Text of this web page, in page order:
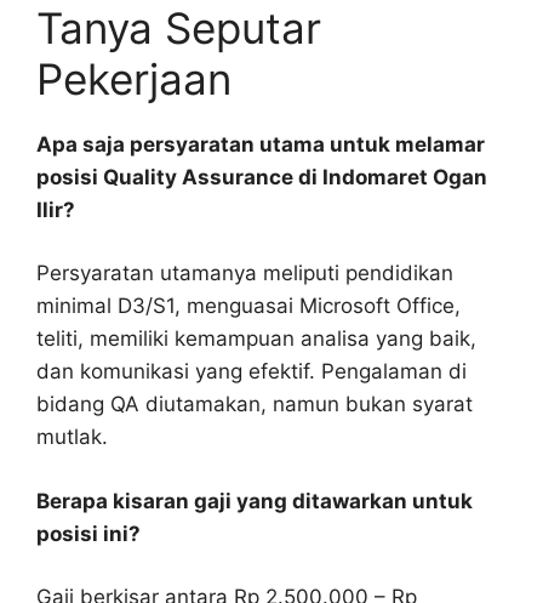
Tanya Seputar
Pekerjaan
Apa saja persyaratan utama untuk melamar
posisi Quality Assurance di Indomaret Ogan
Ilir?
Persyaratan utamanya meliputi pendidikan
minimal D3/S1, menguasai Microsoft Office,
teliti, memiliki kemampuan analisa yang baik,
dan komunikasi yang efektif. Pengalaman di
bidang QA diutamakan, namun bukan syarat
mutlak.
Berapa kisaran gaji yang ditawarkan untuk
posisi ini?
Gaji berkisar antara Rp 2.500.000 – Rp